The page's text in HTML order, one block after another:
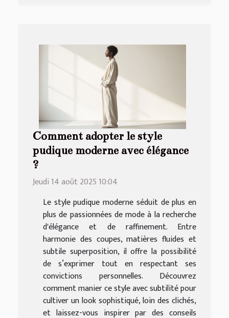
Comment adopter le style
pudique moderne avec élégance
?
Jeudi 14 août 2025 10:04
Le style pudique moderne séduit de plus en
plus de passionnées de mode à la recherche
d'élégance et de raffinement. Entre
harmonie des coupes, matières fluides et
subtile superposition, il offre la possibilité
de s’exprimer tout en respectant ses
convictions personnelles. Découvrez
comment manier ce style avec subtilité pour
cultiver un look sophistiqué, loin des clichés,
et laissez-vous inspirer par des conseils